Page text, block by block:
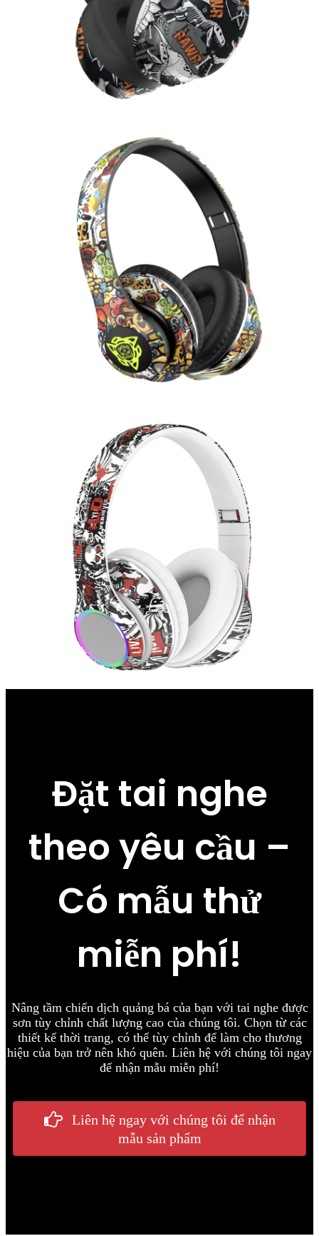
Đặt tai nghe
theo yêu cầu –
Có mẫu thử
miễn phí!
Nâng tầm chiến dịch quảng bá của bạn với tai nghe được
sơn tùy chỉnh chất lượng cao của chúng tôi. Chọn từ các
thiết kế thời trang, có thể tùy chỉnh để làm cho thương
hiệu của bạn trở nên khó quên. Liên hệ với chúng tôi ngay
để nhận mẫu miễn phí!
Liên hệ ngay với chúng tôi để nhận
mẫu sản phẩm